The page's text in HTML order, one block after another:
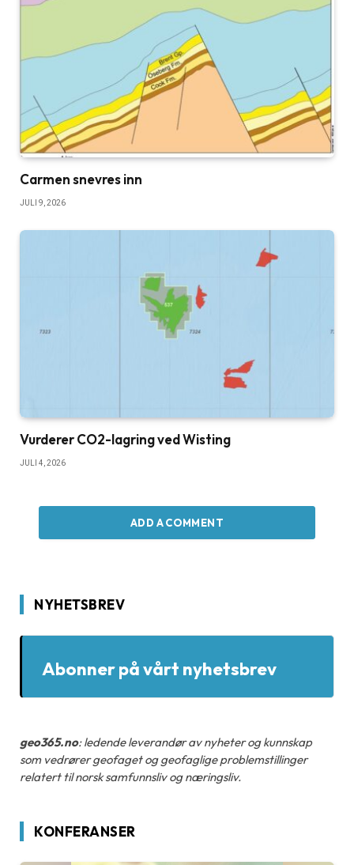
Carmen snevres inn
JULI 9, 2026
Vurderer CO2-lagring ved Wisting
JULI 4, 2026
ADD A COMMENT
NYHETSBREV
Abonner på vårt nyhetsbrev
geo365.no: ledende leverandør av nyheter og kunnskap
som vedrører geofaget og geofaglige problemstillinger
relatert til norsk samfunnsliv og næringsliv.
KONFERANSER